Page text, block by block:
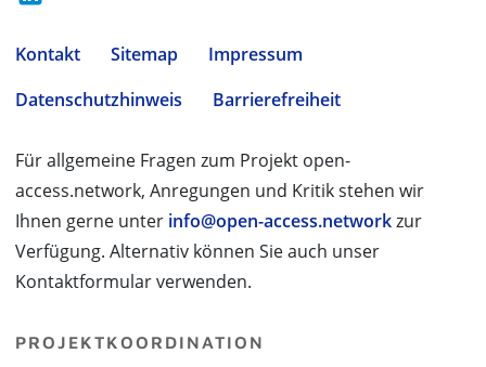
Kontakt Sitemap
Impressum
Datenschutzhinweis
Barrierefreiheit
Für allgemeine Fragen zum Projekt open-
access.network, Anregungen und Kritik stehen wir
Ihnen gerne unter info@open-access.networkzur
Verfügung. Alternativ können Sie auch unser
Kontaktformular verwenden.
PROJEKTKOORDINATION